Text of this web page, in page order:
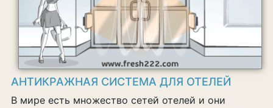
АНТИКРАЖНАЯ СИСТЕМА ДЛЯ ОТЕЛЕЙ
В мире есть множество сетей отелей и они